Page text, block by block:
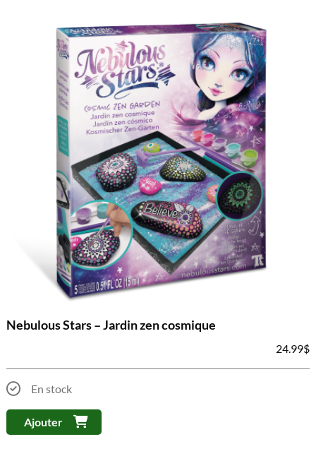
Nebulous Stars – Jardin zen cosmique
24.99$
En stock
Ajouter